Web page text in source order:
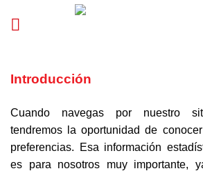
Introducción
Cuando navegas por nuestro
tendremos la oportunidad de
preferencias. Esa información
es para nosotros muy importante,